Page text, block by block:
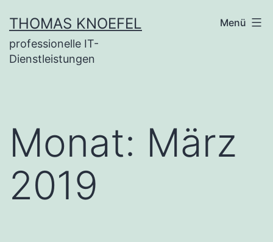
Inhalt
springen
THOMAS KNOEFEL
professionelle IT-
Dienstleistungen
Menü
Monat: März
2019